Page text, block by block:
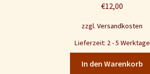
€12,00
zzgl. Versandkosten
Lieferzeit: 2 - 5 Werktage
In den Warenkorb